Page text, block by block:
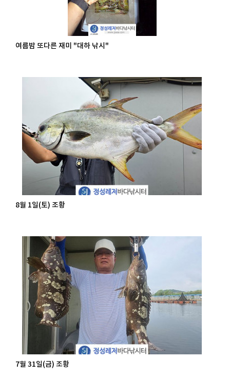
여름밤 또다른 재미 "대하 낚시"
8월 1일(토) 조황
7월 31일(금) 조황